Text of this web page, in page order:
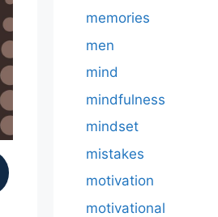
memories
men
mind
mindfulness
mindset
mistakes
motivation
motivational